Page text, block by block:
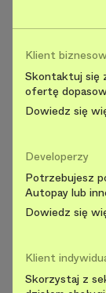
Klient
Skontaktuj się
ofertę
Dowiedz się
Developerzy
Potrzebujesz
Autopay lub
Dowiedz się
Klient
Skorzystaj z